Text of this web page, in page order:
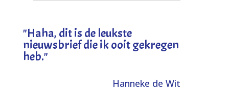
"Haha, dit is de leukste
nieuwsbrief die ik ooit gekregen
heb."
Hanneke de Wit